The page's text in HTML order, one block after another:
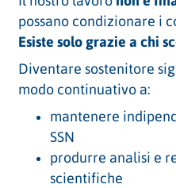
possano condizionare i
Esiste solo grazie a chi
Diventare sostenitore
modo continuativo a:
mantenere
SSN
produrre analisi e
scientifiche